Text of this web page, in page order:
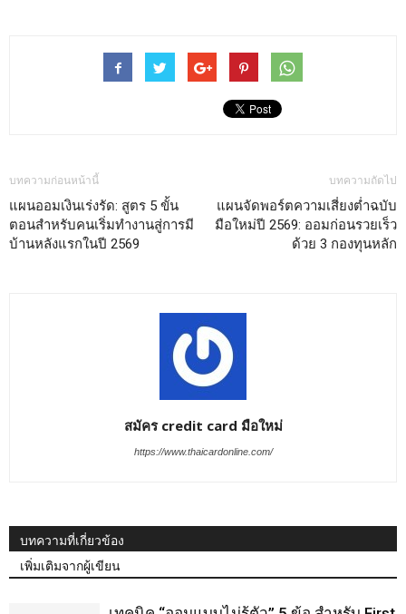
บทความก่อนหน้านี้
แผนออมเงินเร่งรัด: สูตร 5 ขั้น
ตอนสำหรับคนเริ่มทำงานสู่การมี
บ้านหลังแรกในปี 2569
บทความถัดไป
แผนจัดพอร์ตความเสี่ยงต่ำฉบับ
มือใหม่ปี 2569: ออมก่อนรวยเร็ว
ด้วย 3 กองทุนหลัก
สมัคร credit card มือใหม่
https://www.thaicardonline.com/
บทความที่เกี่ยวข้อง
เพิ่มเติมจากผู้เขียน